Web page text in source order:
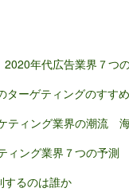
年代広告業界７つ
ターゲティングのすすめ
ティング業界の潮流
ィング業界７つの予測
するのは誰か